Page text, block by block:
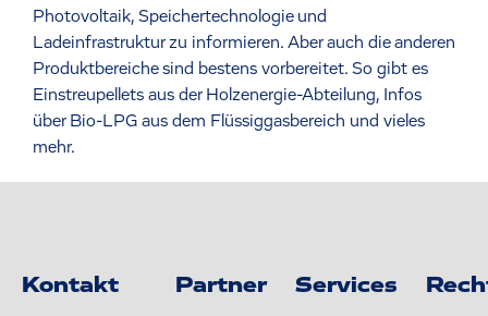
Photovoltaik, Speichertechnologie und
Ladeinfrastruktur zu informieren. Aber auch die anderen
Produktbereiche sind bestens vorbereitet. So gibt es
Einstreupellets aus der Holzenergie-Abteilung, Infos
über Bio-LPG aus dem Flüssiggasbereich und vieles
mehr.
Kontakt Partner Services